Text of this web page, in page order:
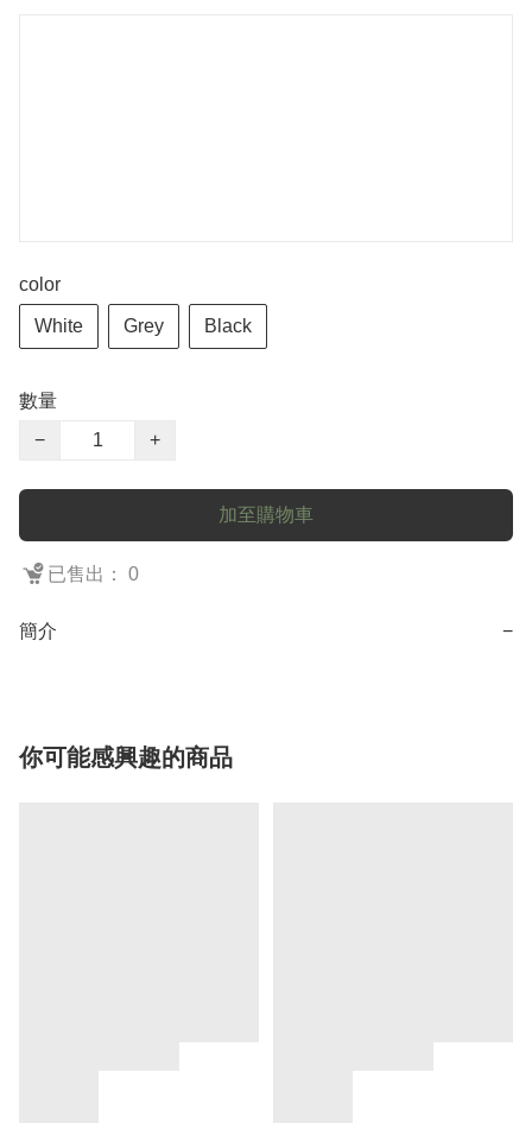
color
White Grey Black
數量
−
+
加至購物車
已售出： 0
簡介 −
你可能感興趣的商品